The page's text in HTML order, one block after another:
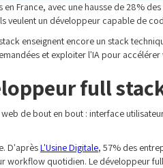
France, avec une hausse de 28%
veulent un développeur capable de
enseignent encore un stack
et exploiter l'IA pour
full
de bout en bout : interface
D'aprèsL'Usine Digitale, 57% des
workflow quotidien. Le développeur